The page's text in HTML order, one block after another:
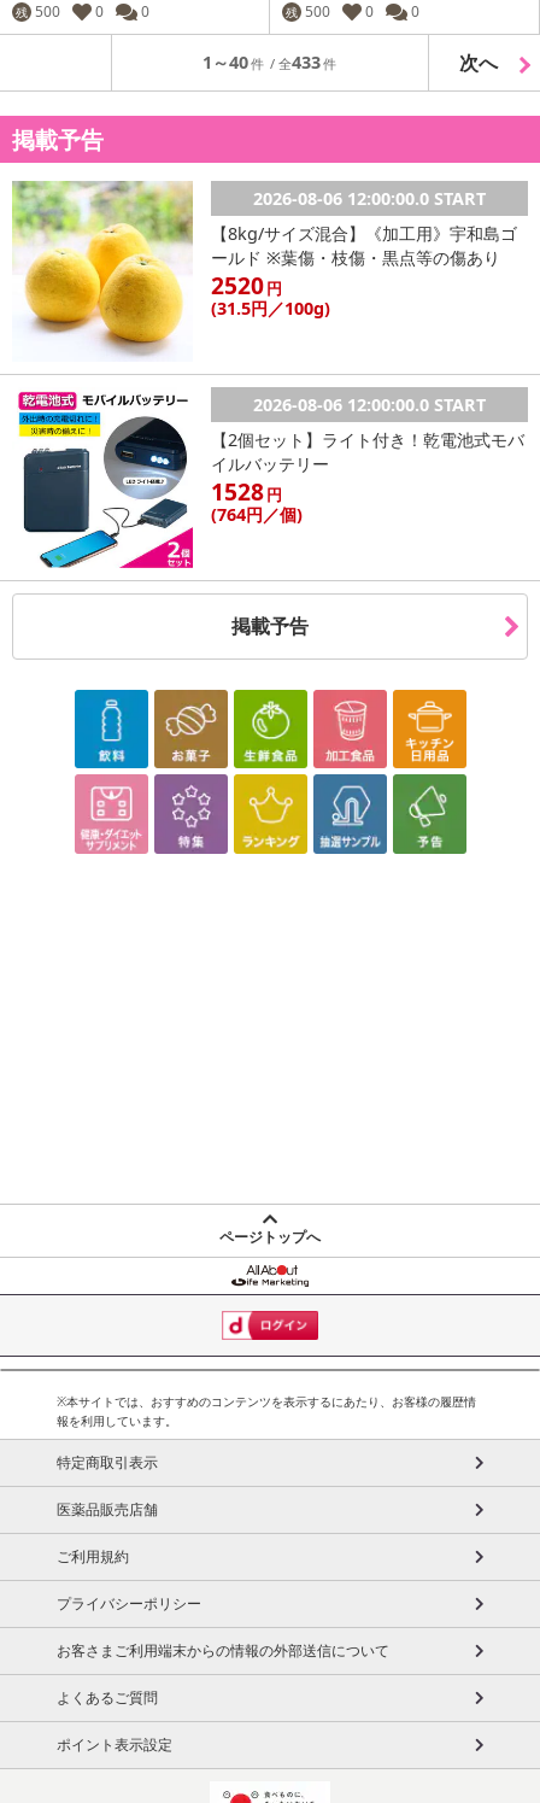
残 500 0 0 残 500 0 0
1～40 433 次へ
掲載予告
2026-08-06 12:00:00.0 START
【8kg/サイズ混合】《加工用》宇和島ゴ
ールド ※葉傷・枝傷・黒点等の傷あり
2520円
(31.5円／100g)
2026-08-06 12:00:00.0 START
【2個セット】ライト付き！乾電池式モバ
イルバッテリー
1528円
(764円／個)
掲載予告
ページトップへ
※本サイトでは、おすすめのコンテンツを表示するにあたり、お客様の履歴情
報を利用しています。
特定商取引表示
医薬品販売店舗
ご利用規約
プライバシーポリシー
お客さまご利用端末からの情報の外部送信について
よくあるご質問
ポイント表示設定